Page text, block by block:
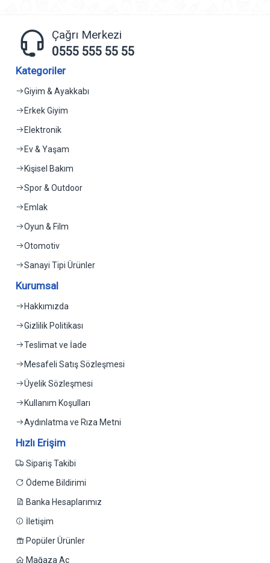
Çağrı Merkezi
0555 555 55 55
Kategoriler
Giyim & Ayakkabı
Erkek Giyim
Elektronik
Ev & Yaşam
Kişisel Bakım
Spor & Outdoor
Emlak
Oyun & Film
Otomotiv
Sanayi Tipi Ürünler
Kurumsal
Hakkımızda
Gizlilik Politikası
Teslimat ve İade
Mesafeli Satış Sözleşmesi
Üyelik Sözleşmesi
Kullanım Koşulları
Aydınlatma ve Rıza Metni
Hızlı Erişim
Sipariş Takibi
Ödeme Bildirimi
Banka Hesaplarımız
İletişim
Popüler Ürünler
Mağaza Aç